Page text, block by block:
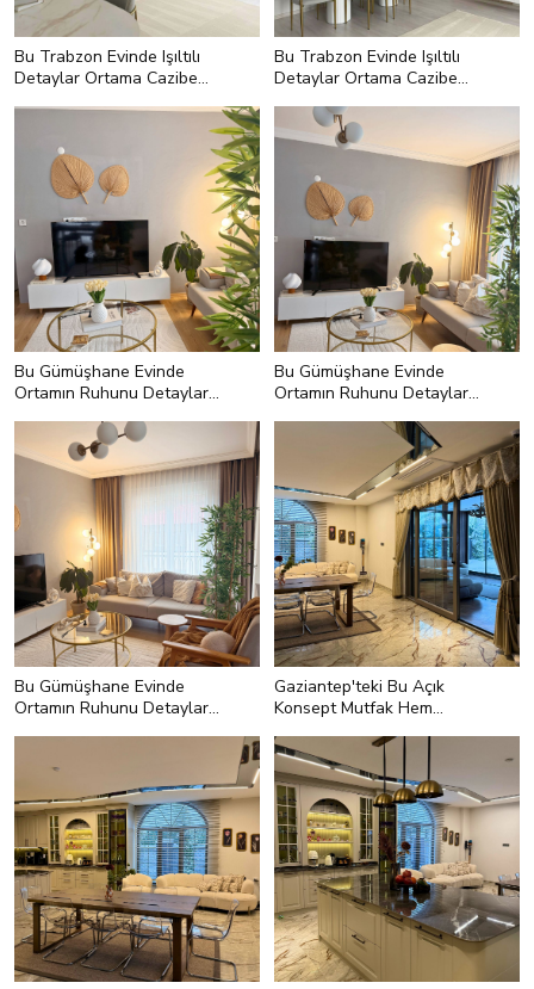
Bu Trabzon Evinde Işıltılı
Detaylar Ortama Cazibe
Bu Trabzon Evinde Işıltılı
Detaylar Ortama Cazibe
Bu Gümüşhane Evinde
Ortamın Ruhunu Detaylar
Bu Gümüşhane Evinde
Ortamın Ruhunu Detaylar
Bu Gümüşhane Evinde
Ortamın Ruhunu Detaylar
Gaziantep'teki Bu Açık
Konsept Mutfak Hem